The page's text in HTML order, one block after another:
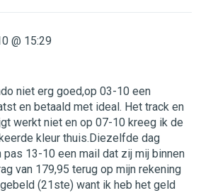
@ 15:29
niet erg goed,op 03-10 een
en betaald met ideal. Het track en
werkt niet en op 07-10 kreeg ik de
kleur thuis.Diezelfde dag
pas 13-10 een mail dat zij mij binnen
van 179,95 terug op mijn rekening
(21ste) want ik heb het geld